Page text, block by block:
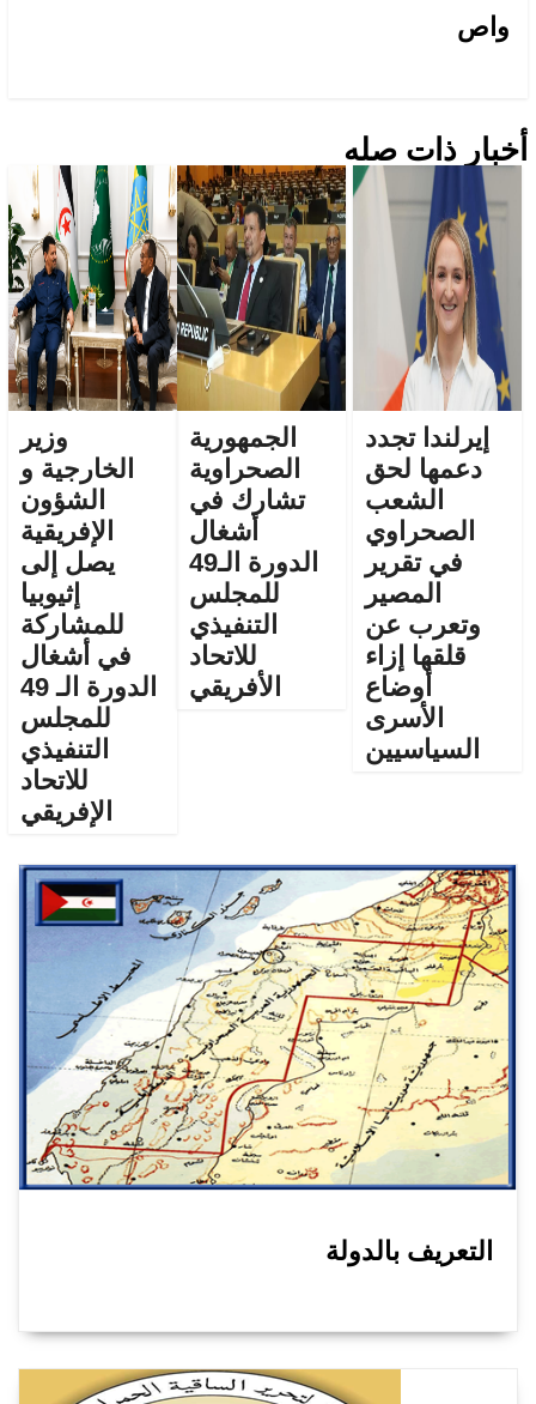
واص
أخبار ذات صله
إيرلندا تجدد
دعمها لحق
الشعب
الصحراوي
في تقرير
المصير
وتعرب عن
قلقها إزاء
أوضاع
الأسرى
السياسيين
الجمهورية
الصحراوية
تشارك في
أشغال
الدورة الـ49
للمجلس
التنفيذي
للاتحاد
الأفريقي
وزير
الخارجية و
الشؤون
الإفريقية
يصل إلى
إثيوبيا
للمشاركة
في أشغال
الدورة الـ 49
للمجلس
التنفيذي
للاتحاد
الإفريقي
التعريف بالدولة